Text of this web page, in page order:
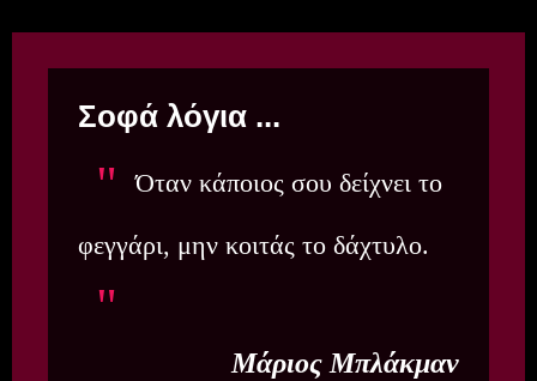
Σοφά λόγια ...
Όταν κάποιος σου δείχνει το
φεγγάρι, μην κοιτάς το δάχτυλο.
Μάριος Μπλάκμαν